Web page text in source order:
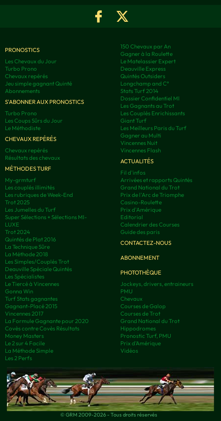
PRONOSTICS
Les Chevaux du Jour
Turbo Prono
Chevaux repérés
Jeu simple gagnant Quinté
Abonnements
S'ABONNER AUX PRONOSTICS
Turbo Prono
Les Coups Sûrs du Jour
Le Méthodiste
CHEVAUX REPÉRÉS
Chevaux repérés
Résultats des chevaux
MÉTHODES TURF
My-grmturf
Les couplés illimités
Les rubriques de Week-End
Trot 2025
Les Jumelles du Turf
Super Sélections + Sélections MI-
LUXE
Trot 2024
Quintés de Plat 2016
La Technique Sûre
La Méthode 2018
Les Simples/Couplés Trot
Deauville Spéciale Quintés
Les Spécialistes
Le Tiercé à Vincennes
Gonna Win
Turf Stats gagnantes
Gagnant-Placé 2015
Vincennes 2017
La Formule Gagnante pour 2020
Covès contre Covès Résultats
Money Masters
Le 2 sur 4 Facile
La Méthode Simple
Les 2 Perfs
150 Chevaux par An
Gagner à la Roulette
Le Matelassier Expert
Deauville Express
Quintés Outsiders
Longchamp and C°
Stats Turf 2014
Dossier Confidentiel MI
Les Gagnants au Trot
Les Couplés Enrichissants
Giant Turf
Les Meilleurs Paris du Turf
Gagner au Multi
Vincennes Nuit
Vincennes Flash
ACTUALITÉS
Fil d'infos
Arrivées et rapports Quintés
Grand National du Trot
Prix de l'Arc de Triomphe
Casino-Roulette
Prix d'Amérique
Editorial
Calendrier des Courses
Guide des paris
CONTACTEZ-NOUS
ABONNEMENT
PHOTOTHÈQUE
Jockeys, drivers, entraineurs
PMU
Chevaux
Courses de Galop
Courses de Trot
Grand National du Trot
Hippodromes
Pronostic Turf, PMU
Prix d’Amérique
Vidéos
© GRM 2009-2026 - Tous droits réservés